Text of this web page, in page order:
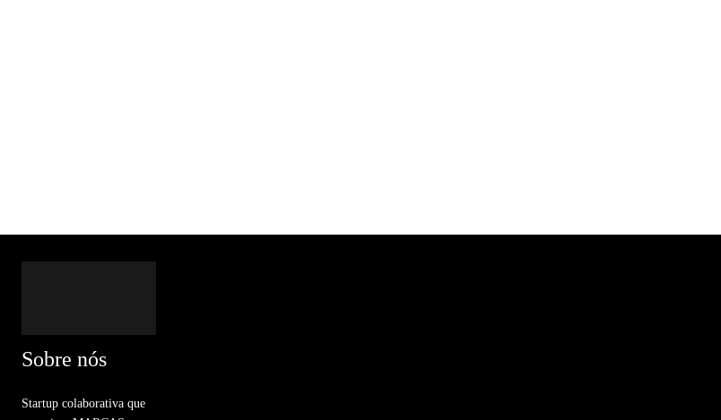
Sobre nós
Startup colaborativa que